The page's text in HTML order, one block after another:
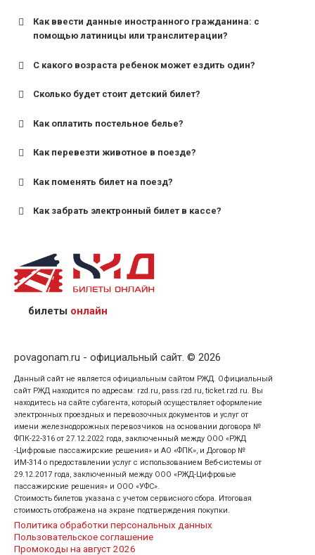
Как ввести данные иностранного гражданина: с
помощью латиницы или транслитерации?
С какого возраста ребенок может ездить один?
для поездов дальнего следования — от 10 лет и
для пригородных поездов — от 7 лет.
Сколько будет стоит детский билет?
Как оплатить постельное белье?
Как перевезти животное в поезде?
Как поменять билет на поезд?
Как забрать электронный билет в кассе?
назвав кассиру 14-значный номер заказа;
предъявив удостоверение личности пассажира, на
кого оформлен билет.
билеты онлайн
povagonam.ru - официальный сайт. © 2026
Данный сайт не является официальным сайтом РЖД. Официальный
сайт РЖД находится по адресам: rzd.ru, pass.rzd.ru, ticket.rzd.ru. Вы
находитесь на сайте субагента, который осуществляет оформление
электронных проездных и перевозочных документов и услуг от
имени железнодорожных перевозчиков на основании договора №
ФПК-22-316 от 27.12.2022 года, заключенный между ООО «РЖД
-Цифровые пассажирские решения» и АО «ФПК», и Договор №
ИМ-314 о предоставлении услуг с использованием Веб-системы от
29.12.2017 года, заключенный между ООО «РЖД-Цифровые
пассажирские решения» и ООО «УФС».
Стоимость билетов указана с учетом сервисного сбора. Итоговая
стоимость отображена на экране подтверждения покупки.
Политика обработки персональных данных
Пользовательское соглашение
Промокоды на август 2026